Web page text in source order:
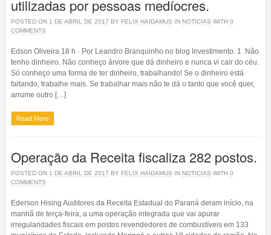
utilizadas por pessoas medíocres.
POSTED ON 1 DE ABRIL DE 2017 BY FELIX HAIDAMUS IN NOTICIAS WITH 0
COMMENTS
Edson Oliveira 18 h · Por Leandro Branquinho no blog Investimento. 1. Não
tenho dinheiro. Não conheço árvore que dá dinheiro e nunca vi cair do céu.
Só conheço uma forma de ter dinheiro, trabalhando! Se o dinheiro está
faltando, trabalhe mais. Se trabalhar mais não te dá o tanto que você quer,
arrume outro […]
Read More
Operação da Receita fiscaliza 282 postos.
POSTED ON 1 DE ABRIL DE 2017 BY FELIX HAIDAMUS IN NOTICIAS WITH 0
COMMENTS
Ederson Hising Auditores da Receita Estadual do Paraná deram início, na
manhã de terça-feira, a uma operação integrada que vai apurar
irregularidades fiscais em postos revendedores de combustíveis em 133